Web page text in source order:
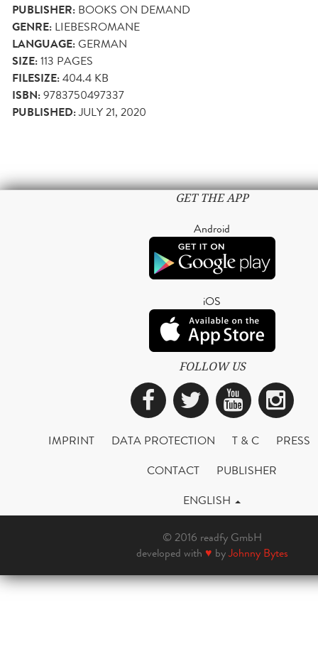
PUBLISHER: BOOKS ON DEMAND
GENRE: LIEBESROMANE
LANGUAGE:GERMAN
SIZE:113 PAGES
FILESIZE:404.4 KB
ISBN:9783750497337
PUBLISHED:JULY 21, 2020
GET THE APP
Android
iOS
FOLLOW US
Facebook
Twitter
IMPRINT DATA PROTECTION T & C
PRESS
CONTACT
PUBLISHER
ENGLISH
© 2016 readfy GmbH
developed with ♥ byJohnny Bytes